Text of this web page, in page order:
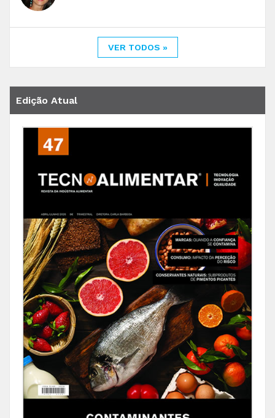
VER TODOS »
Edição Atual